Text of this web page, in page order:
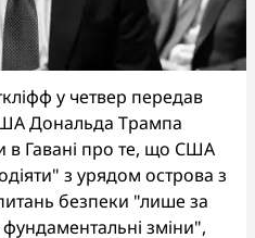
у четвер передав
Дональда Трампа
в Гавані про те, що США
з урядом острова з
безпеки "лише за
зміни",